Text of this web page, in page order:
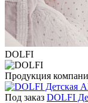
DOLFI
Продукция
Под заказ DOLFI